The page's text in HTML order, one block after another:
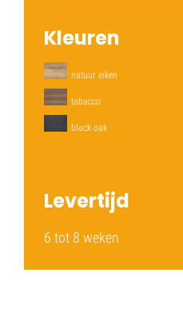
Kleuren
natuur eiken
tabacco
black oak
Levertijd
6 tot 8 weken